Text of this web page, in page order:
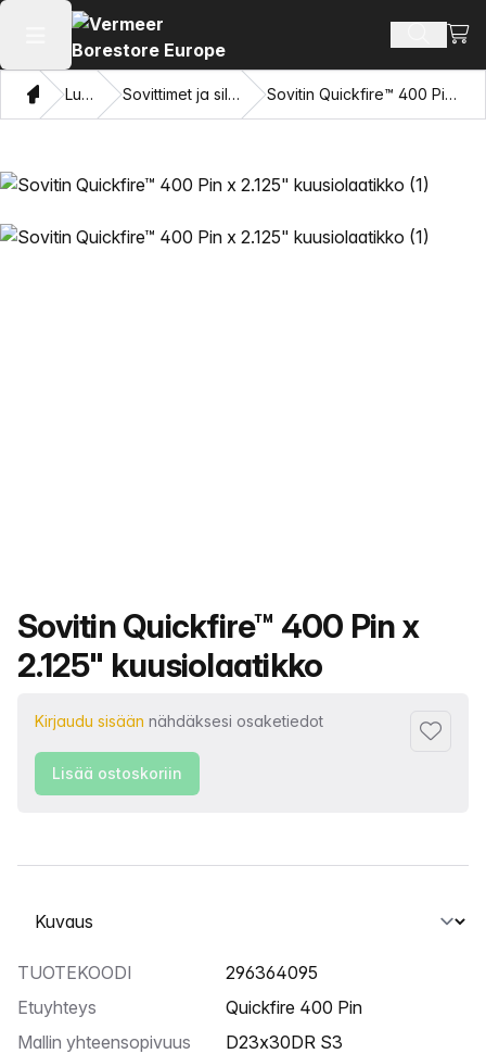
Avaa päävalikko Hae
Koti Luettelo Sovittimet ja silmien vetäminen Sovitin Quickfire™ 400 Pin x 2.125" kuusiolaatikko
Tuotteen nimi
Sovitin Quickfire™ 400 Pin x
2.125" kuusiolaatikko
Kirjaudu sisään nähdäksesi osaketiedot
Lisää
Lisää ostoskoriin
Valitse välilehti
TUOTEKOODI
296364095
Etuyhteys
Quickfire 400 Pin
Mallin yhteensopivuus
D23x30DR S3